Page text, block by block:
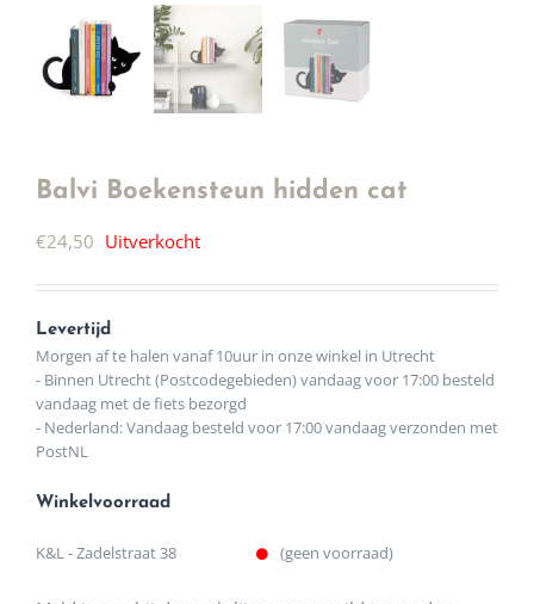
Balvi Boekensteun hidden cat
€24,50 Uitverkocht
Levertijd
Morgen af te halen vanaf 10uur in onze winkel in Utrecht
- Binnen Utrecht (Postcodegebieden) vandaag voor 17:00 besteld
vandaag met de fiets bezorgd
- Nederland: Vandaag besteld voor 17:00 vandaag verzonden met
PostNL
Winkelvoorraad
K&L - Zadelstraat 38 (geen voorraad)